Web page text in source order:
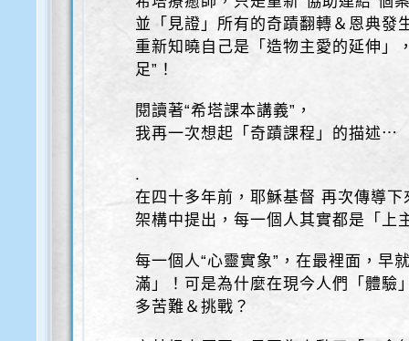
並「見證」所有的奇蹟翻轉＆恩典發
重新知曉自己是「造物主愛的延伸」
足”！
閱讀著“希塔課本講義”，
我再一次想起「奇蹟課程」的描述⋯
.
在四十多年前，耶穌基督 再次傳導
架構中提出，每一個人其實都是「上
每一個人“心靈實象”，在最裡面，早
滿」！可是為什麼在現今人們「體驗
多苦難＆挑戰？